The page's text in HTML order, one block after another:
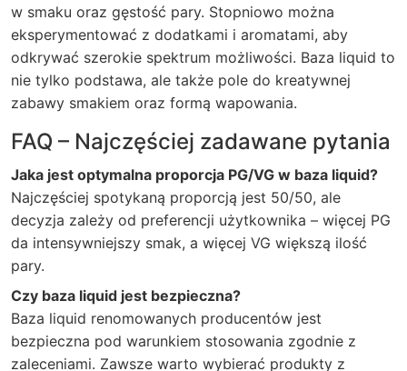
w smaku oraz gęstość pary. Stopniowo można
eksperymentować z dodatkami i aromatami, aby
odkrywać szerokie spektrum możliwości. Baza liquid to
nie tylko podstawa, ale także pole do kreatywnej
zabawy smakiem oraz formą wapowania.
FAQ – Najczęściej zadawane pytania
Jaka jest optymalna proporcja PG/VG w baza liquid?
Najczęściej spotykaną proporcją jest 50/50, ale
decyzja zależy od preferencji użytkownika – więcej PG
da intensywniejszy smak, a więcej VG większą ilość
pary.
Czy baza liquid jest bezpieczna?
Baza liquid renomowanych producentów jest
bezpieczna pod warunkiem stosowania zgodnie z
zaleceniami. Zawsze warto wybierać produkty z